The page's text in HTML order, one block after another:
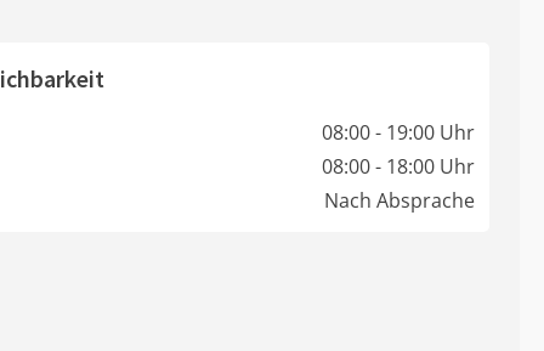
08:00 - 19:00 Uhr
08:00 - 18:00 Uhr
Nach Absprache